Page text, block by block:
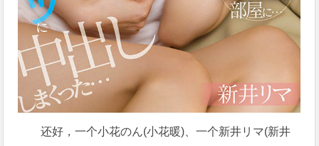
还好，一个小花のん(小花暖)、一个新井リマ(新井